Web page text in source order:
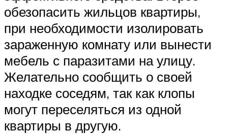
обезопасить жильцов квартиры,
при необходимости изолировать
зараженную комнату или вынести
мебель с паразитами на улицу.
Желательно сообщить о своей
находке соседям, так как клопы
могут переселяться из одной
квартиры в другую.